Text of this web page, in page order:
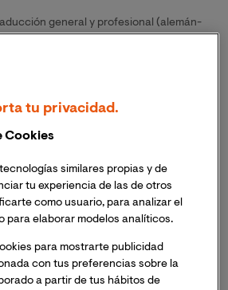
general y profesional (alemán-
fines específicos y Traducción
Comercio Exterior).
de Investigación
y protocolo empresarial (países lengua
alemana).
tu privacidad.
Cookies
similares propias y de
tu experiencia de las de otros
como usuario, para analizar el
para elaborar modelos analíticos.
para mostrarte publicidad
con tus preferencias sobre la
a partir de tus hábitos de